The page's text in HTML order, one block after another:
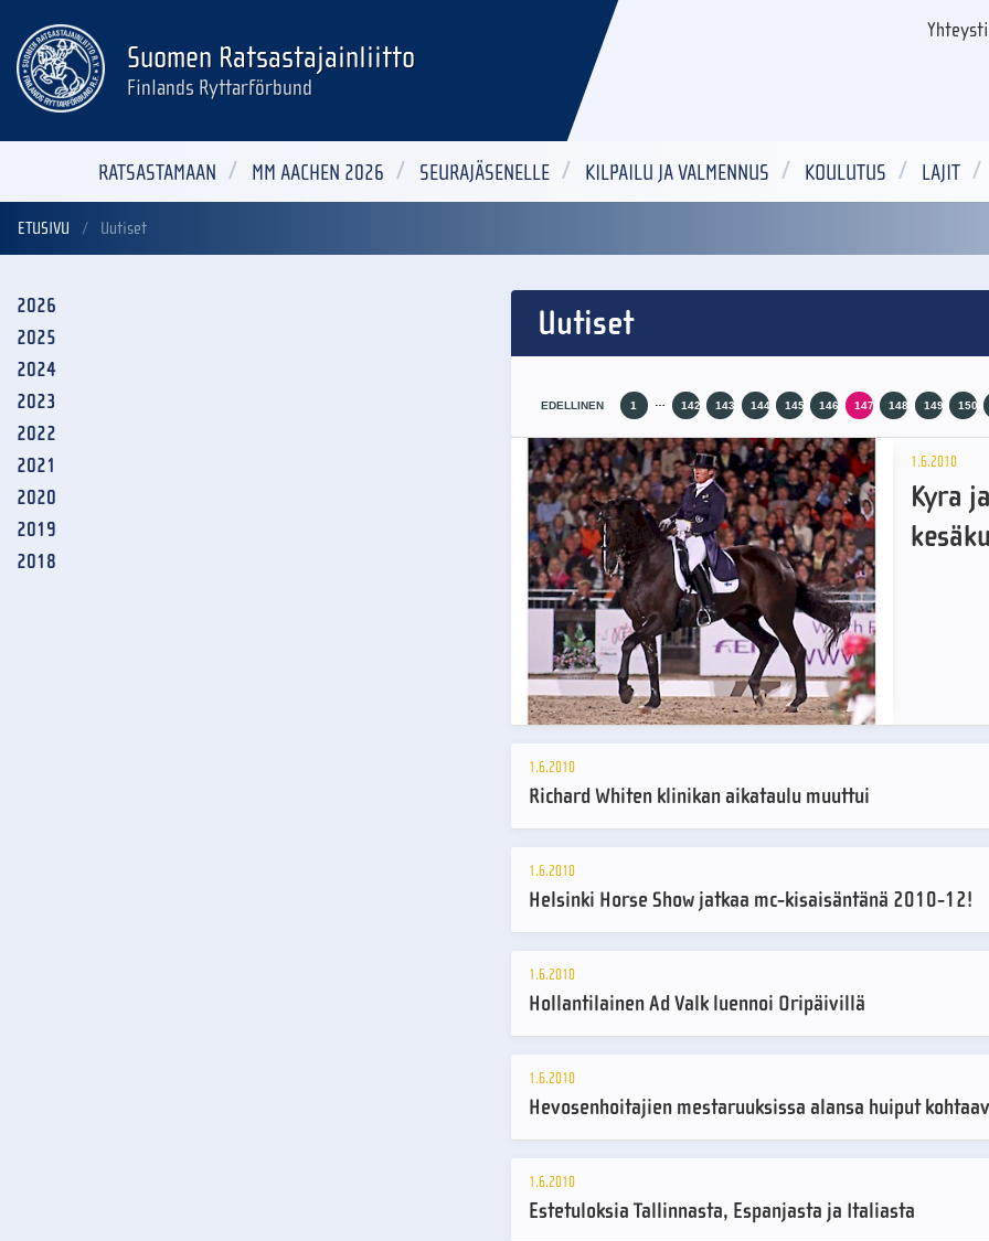
Suomen Ratsastajainliitto
Finlands Ryttarförbund
RATSASTAMAAN MM AACHEN 2026 SEURAJÄSENELLE KILPAILU JA VALMENNUS KOULUTUS LAJIT
ETUSIVU Uutiset
Uutiset
EDELLINEN 1 … 142 143 144 145 146 147 148 149 150
1.6.2010
Kyra
1.6.2010
Richard Whiten klinikan aikataulu muuttui
1.6.2010
Helsinki Horse Show jatkaa mc-kisaisäntänä 2010-12!
1.6.2010
Hollantilainen Ad Valk luennoi Oripäivillä
1.6.2010
Hevosenhoitajien mestaruuksissa alansa huiput
1.6.2010
Estetuloksia Tallinnasta, Espanjasta ja Italiasta
2026
2025
2024
2023
2022
2021
2020
2019
2018